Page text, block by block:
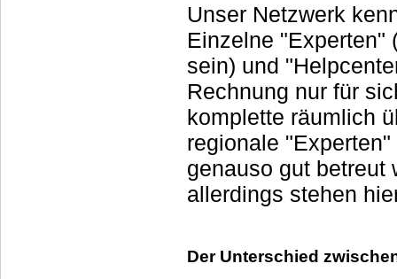
Unser Netzwerk
Einzelne "Experten"
sein) und
Rechnung nur für
komplette räumlich
regionale "Experten"
genauso gut betreut
allerdings stehen
Der Unterschied